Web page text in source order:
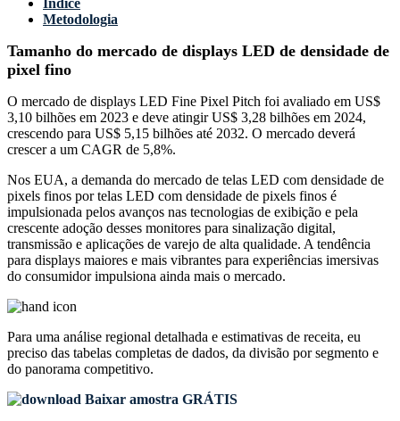
Índice
Metodologia
Tamanho do mercado de displays LED de densidade de
pixel fino
O mercado de displays LED Fine Pixel Pitch foi avaliado em US$
3,10 bilhões em 2023 e deve atingir US$ 3,28 bilhões em 2024,
crescendo para US$ 5,15 bilhões até 2032. O mercado deverá
crescer a um CAGR de 5,8%.
Nos EUA, a demanda do mercado de telas LED com densidade de
pixels finos por telas LED com densidade de pixels finos é
impulsionada pelos avanços nas tecnologias de exibição e pela
crescente adoção desses monitores para sinalização digital,
transmissão e aplicações de varejo de alta qualidade. A tendência
para displays maiores e mais vibrantes para experiências imersivas
do consumidor impulsiona ainda mais o mercado.
Para uma análise regional detalhada e estimativas de receita, eu
preciso das tabelas completas de dados, da divisão por segmento e
do panorama competitivo.
Baixar amostra GRÁTIS